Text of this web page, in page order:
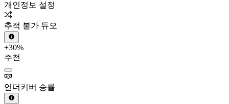
개인정보 설정
추적 불가 듀오
+30%
추천
언더커버 승률